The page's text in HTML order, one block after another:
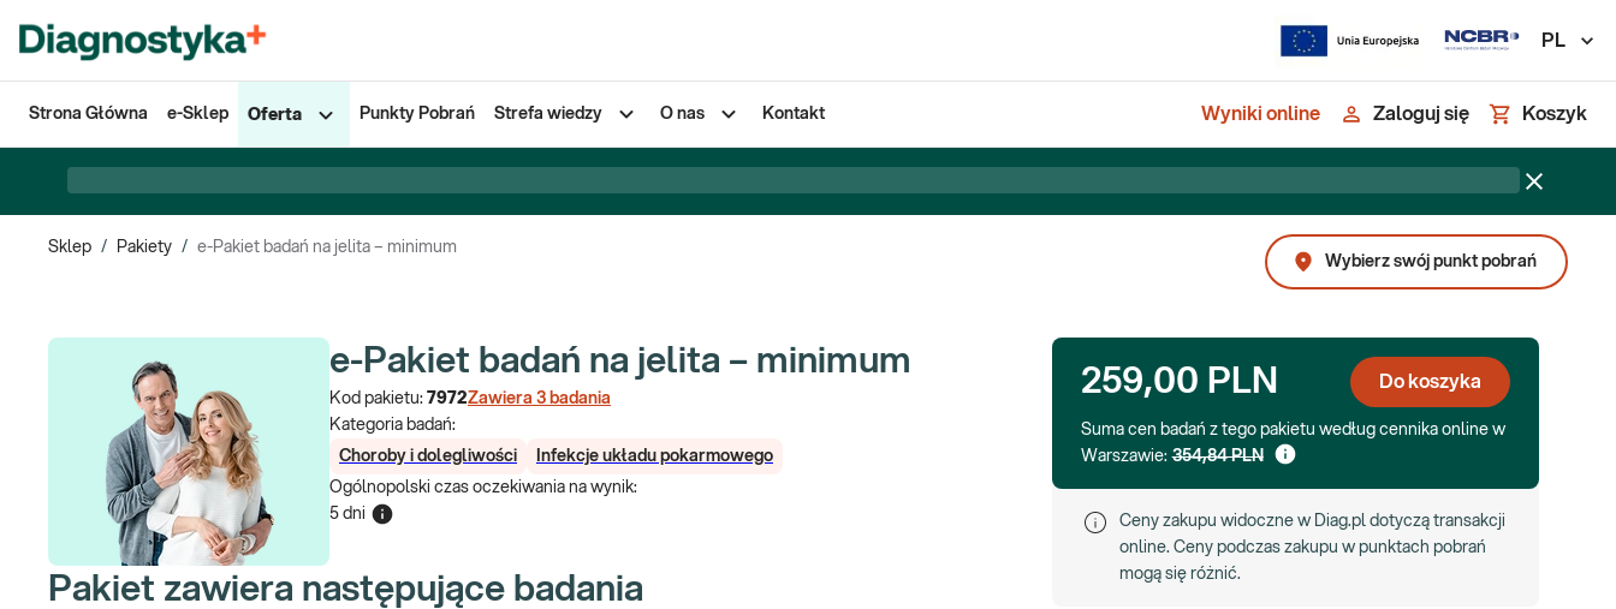
PL
Strona Główna e-Sklep Oferta Punkty Pobrań Strefa wiedzy O nas Kontakt Wyniki online Zaloguj się Koszyk
Sklep / Pakiety / e-Pakiet badań na jelita – minimum
Wybierz swój punkt pobrań
e-Pakiet badań na jelita – minimum
Kod pakietu: 7972Zawiera 3 badania
Kategoria badań:
Choroby i dolegliwości
Infekcje układu pokarmowego
Ogólnopolski czas oczekiwania na wynik:
5 dni
Pakiet zawiera następujące badania
259,00 PLN Do koszyka
Suma cen badań z tego pakietu według cennika online w
Warszawie: 354,84 PLN
Ceny zakupu widoczne w Diag.pl dotyczą transakcji
online. Ceny podczas zakupu w punktach pobrań
mogą się różnić.